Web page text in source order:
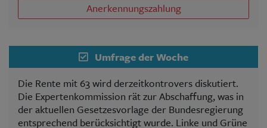
Anerkennungszahlung
Umfrage der Woche
Die Rente mit 63 wird derzeitkontrovers diskutiert.
Die Expertenkommission rät zur Abschaffung, was in
der aktuellen Gesetzesvorlage der Bundesregierung
entsprechend berücksichtigt wurde. Linke und Grüne